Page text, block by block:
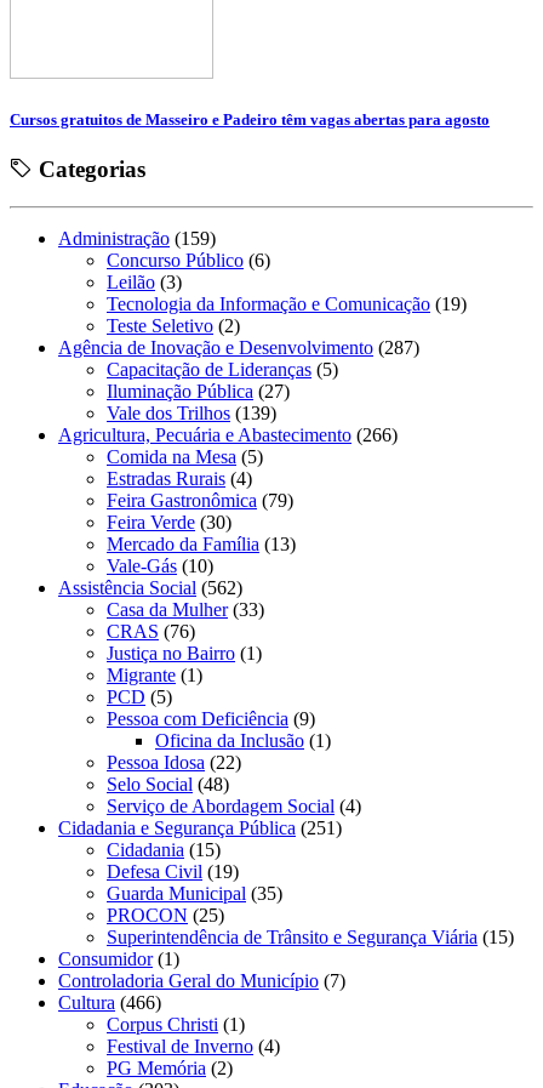
Cursos gratuitos de Masseiro e Padeiro têm vagas abertas para agosto
Categorias
Administração (159)
Concurso Público (6)
Leilão (3)
Tecnologia da Informação e Comunicação (19)
Teste Seletivo (2)
Agência de Inovação e Desenvolvimento (287)
Capacitação de Lideranças (5)
Iluminação Pública (27)
Vale dos Trilhos (139)
Agricultura, Pecuária e Abastecimento (266)
Comida na Mesa (5)
Estradas Rurais (4)
Feira Gastronômica (79)
Feira Verde (30)
Mercado da Família (13)
Vale-Gás (10)
Assistência Social (562)
Casa da Mulher(33)
CRAS (76)
Justiça no Bairro (1)
Migrante (1)
PCD (5)
Pessoa com Deficiência (9)
Oficina da Inclusão (1)
Pessoa Idosa (22)
Selo Social (48)
Serviço de Abordagem Social (4)
Cidadania e Segurança Pública (251)
Cidadania (15)
Defesa Civil (19)
Guarda Municipal (35)
PROCON (25)
Superintendência de Trânsito e Segurança Viária (15)
Consumidor(1)
Controladoria Geral do Município (7)
Cultura (466)
Corpus Christi (1)
Festival de Inverno (4)
PG Memória (2)